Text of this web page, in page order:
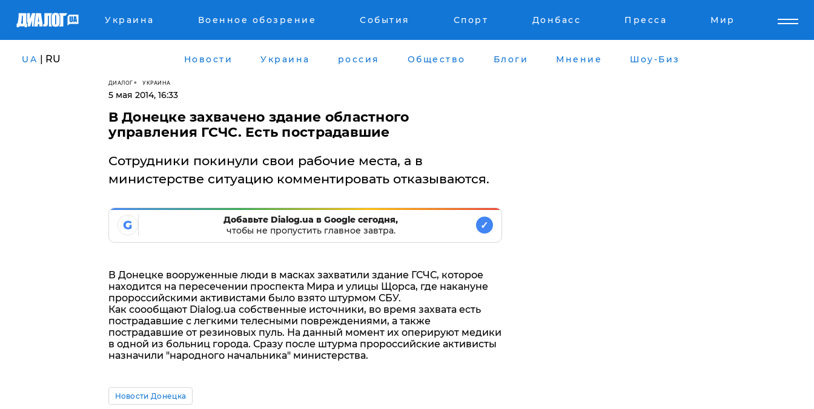
Украина Военное обозрение События Спорт Донбасс Пресса Мир
UA | RU Новости Украина россия Общество Блоги Мнение Шоу-Биз
ДИАЛОГ УКРАИНА
5 мая 2014, 16:33
В Донецке захвачено здание областного
управления ГСЧС. Есть пострадавшие
Сотрудники покинули свои рабочие места, а в
министерстве ситуацию комментировать отказываются.
G
Добавьте Dialog.ua в Google сегодня,
чтобы не пропустить главное завтра.
✓
В Донецке вооруженные люди в масках захватили здание ГСЧС, которое
находится на пересечении проспекта Мира и улицы Щорса, где накануне
пророссийскими активистами было взято штурмом СБУ.
Как соообщают Dialog.ua собственные источники, во время захвата есть
пострадавшие с легкими телесными повреждениями, а также
пострадавшие от резиновых пуль. На данный момент их оперируют медики
в одной из больниц города. Сразу после штурма пророссийские активисты
назначили "народного начальника" министерства.
Новости Донецка